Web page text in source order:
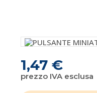
1,47 €
prezzo IVA esclusa